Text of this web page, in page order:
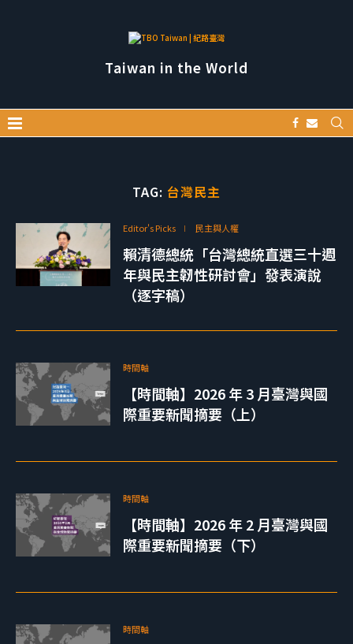
Taiwan in the World
TAG: 台灣民主
Editor's Picks 民主與人權
賴清德總統「台灣總統直選三十週
年與民主韌性研討會」發表演說
（逐字稿）
時間軸
【時間軸】2026 年 3 月臺灣與國
際重要新聞摘要（上）
時間軸
【時間軸】2026 年 2 月臺灣與國
際重要新聞摘要（下）
時間軸